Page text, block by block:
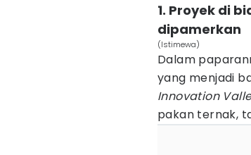
1. Proyek di
dipamerkan
(Istimewa)
Dalam
yang menjadi
Innovation
pakan ternak,